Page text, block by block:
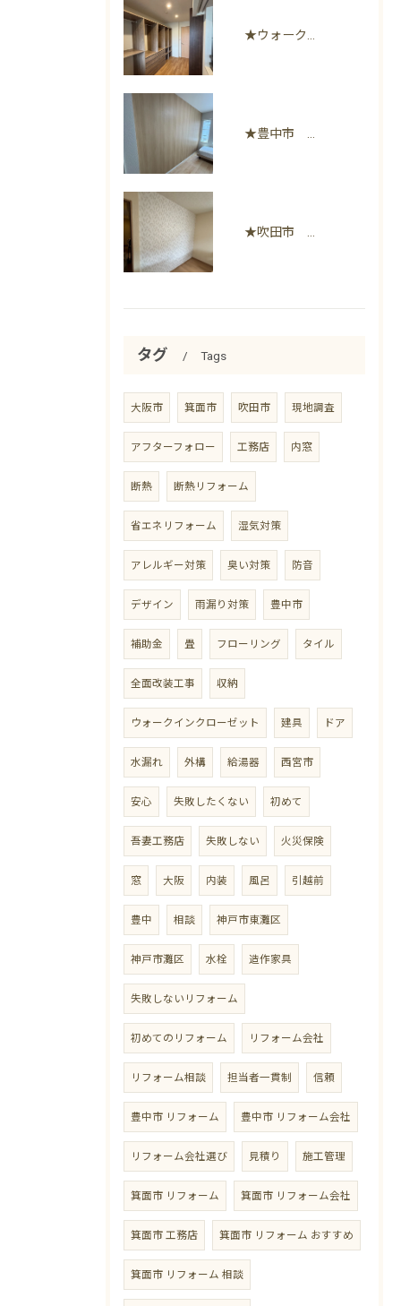
タグ Tags
大阪市 箕面市 吹田市 現地調査
アフターフォロー 工務店 内窓
断熱 断熱リフォーム
省エネリフォーム 湿気対策
アレルギー対策 臭い対策 防音
デザイン 雨漏り対策 豊中市
補助金 畳 フローリング タイル
全面改装工事 収納
ウォークインクローゼット 建具 ドア
水漏れ 外構 給湯器 西宮市
安心 失敗したくない 初めて
吾妻工務店 失敗しない 火災保険
窓 大阪 内装 風呂 引越前
豊中 相談 神戸市東灘区
神戸市灘区 水栓 造作家具
失敗しないリフォーム
初めてのリフォーム リフォーム会社
リフォーム相談 担当者一貫制 信頼
豊中市 リフォーム 豊中市 リフォーム会社
リフォーム会社選び 見積り 施工管理
箕面市 リフォーム 箕面市 リフォーム会社
箕面市 工務店 箕面市 リフォーム おすすめ
箕面市 リフォーム 相談